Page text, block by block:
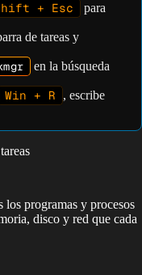
+ Esc
para
de tareas y
en la búsqueda
Win + R
, escribe
los programas y procesos
disco y red que cada